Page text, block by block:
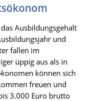
Ausbildungsgehalt
und
fallen im
üppig aus als in
können sich
freuen und
3.000 Euro brutto